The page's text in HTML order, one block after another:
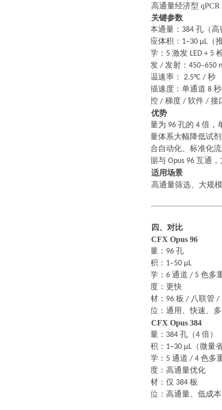
高通量经济型
关键参数
样本通量： 384 孔（高
反应体积： 1–30 μL （
光学： 5 激发 LED + 5
激发 / 发射： 450–650
升温速率： 2.5°C / 秒
扫描速度：单通道 8
温控 / 梯度 / 软件 / 接
优势
通量为 96 孔的 4 倍，
微量体系大幅降低试
适合自动化、标准化
数据与 Opus 96 互通
适用场景
高通量筛选、大规
四、对比
CFX Opus 96
通量： 96 孔
体积： 1–50 μL
光学： 6 通道 / 5 色多
速度：更快
耗材： 96 板 / 八联管 /
定位：通用、快速、
CFX Opus 384
通量： 384 孔（4 倍）
体积： 1–30 μL （微量
光学： 5 通道 / 4 色多
速度：高通量优化
耗材：仅 384 板
定位：高通量、低成